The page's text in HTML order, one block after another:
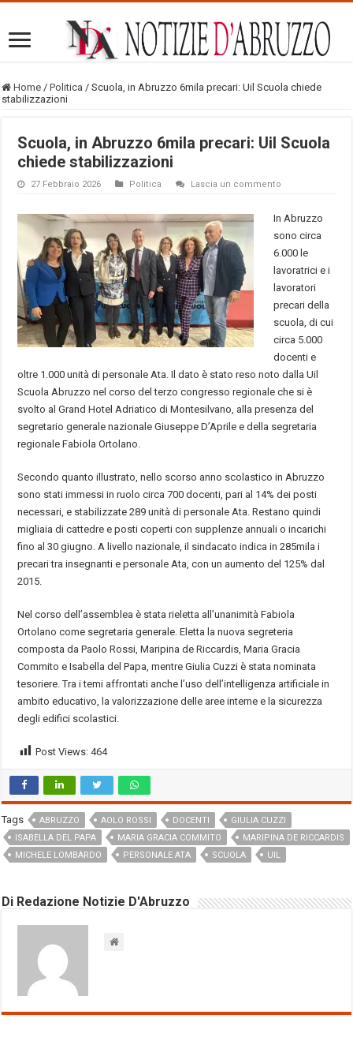
Home / Politica / Scuola, in Abruzzo 6mila precari: Uil Scuola chiede
stabilizzazioni
Scuola, in Abruzzo 6mila precari: Uil Scuola
chiede stabilizzazioni
27 Febbraio 2026 Politica Lascia un commento
In Abruzzo
sono circa
6.000 le
lavoratrici e i
lavoratori
precari della
scuola, di cui
circa 5.000
docenti e
oltre 1.000 unità di personale Ata. Il dato è stato reso noto dalla Uil
Scuola Abruzzo nel corso del terzo congresso regionale che si è
svolto al Grand Hotel Adriatico di Montesilvano, alla presenza del
segretario generale nazionale Giuseppe D’Aprile e della segretaria
regionale Fabiola Ortolano.
Secondo quanto illustrato, nello scorso anno scolastico in Abruzzo
sono stati immessi in ruolo circa 700 docenti, pari al 14% dei posti
necessari, e stabilizzate 289 unità di personale Ata. Restano quindi
migliaia di cattedre e posti coperti con supplenze annuali o incarichi
fino al 30 giugno. A livello nazionale, il sindacato indica in 285mila i
precari tra insegnanti e personale Ata, con un aumento del 125% dal
2015.
Nel corso dell’assemblea è stata rieletta all’unanimità Fabiola
Ortolano come segretaria generale. Eletta la nuova segreteria
composta da Paolo Rossi, Maripina de Riccardis, Maria Gracia
Commito e Isabella del Papa, mentre Giulia Cuzzi è stata nominata
tesoriere. Tra i temi affrontati anche l’uso dell’intelligenza artificiale in
ambito educativo, la valorizzazione delle aree interne e la sicurezza
degli edifici scolastici.
Post Views: 464
Tags ABRUZZO AOLO ROSSI DOCENTI
GIULIA CUZZI
ISABELLA DEL PAPA
MARIA GRACIA COMMITO
MARIPINA DE RICCARDIS
MICHELE LOMBARDO
PERSONALE ATA SCUOLA UIL
Di Redazione Notizie D'Abruzzo